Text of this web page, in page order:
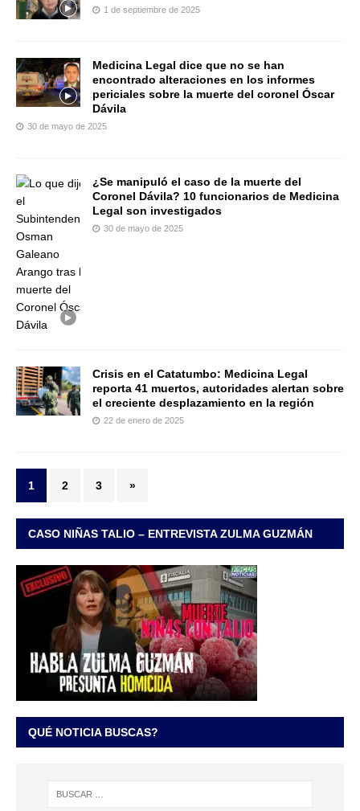
1 de septiembre de 2025
Medicina Legal dice que no se han
encontrado alteraciones en los informes
periciales sobre la muerte del coronel Óscar
Dávila
30 de mayo de 2025
¿Se manipuló el caso de la muerte del
Coronel Dávila? 10 funcionarios de Medicina
Legal son investigados
30 de mayo de 2025
Crisis en el Catatumbo: Medicina Legal
reporta 41 muertos, autoridades alertan sobre
el creciente desplazamiento en la región
22 de enero de 2025
1 2 3 »
CASO NIÑAS TALIO – ENTREVISTA ZULMA GUZMÁN
QUÉ NOTICIA BUSCAS?